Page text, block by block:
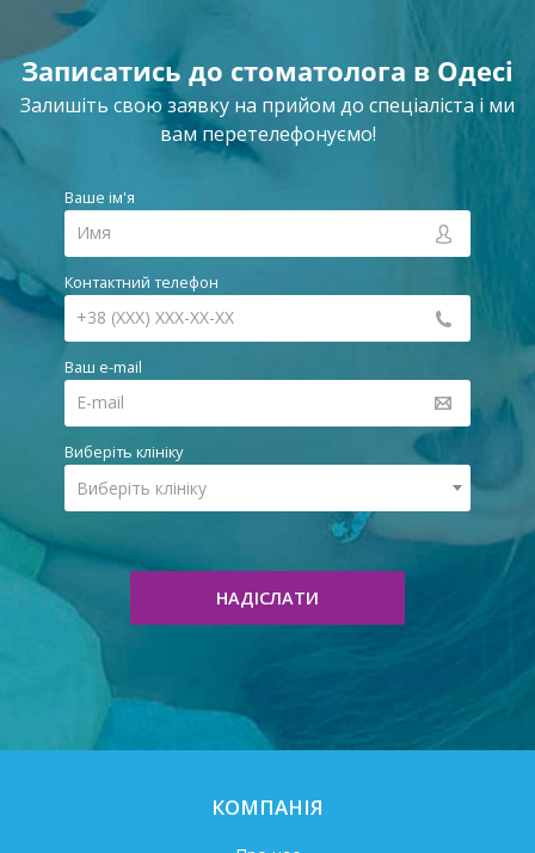
Записатись до стоматолога в Одесі
Залишіть свою заявку на прийом до спеціаліста і ми
вам перетелефонуємо!
Ваше ім'я
Контактний телефон
Ваш e-mail
Виберіть клініку
Виберіть клініку
НАДІСЛАТИ
КОМПАНІЯ